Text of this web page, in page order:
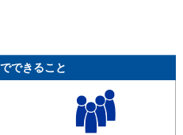
できること